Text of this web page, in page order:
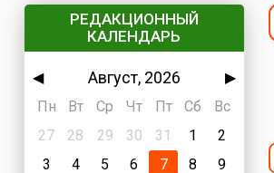
РЕДАКЦИОННЫЙ
КАЛЕНДАРЬ
◀ Август, 2026
▶
Пн
Вт Ср Чт Пт Сб
Вс
27
28 29 30 31 1
2
3
4 5 6 7 8
9